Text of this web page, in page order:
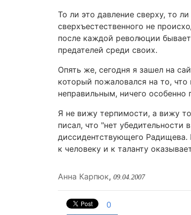
То ли это давление сверху, то
сверхъестественного не
после каждой революции
предателей среди своих.
Опять же, сегодня я зашел на
который пожаловался на то,
неправильным, ничего особенно
Я не вижу терпимости, а вижу
писал, что "нет
диссидентствующего
к человеку и к таланту
Анна Карпюк, 09.04.2007
0